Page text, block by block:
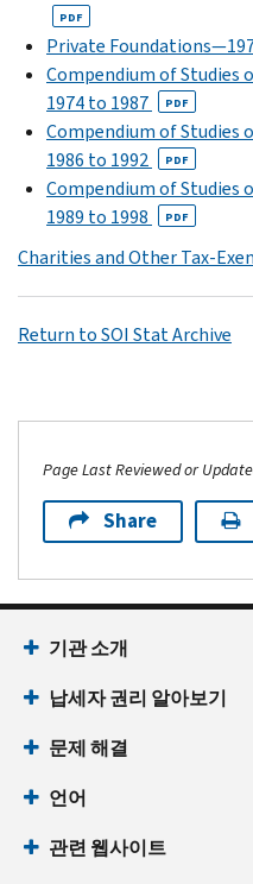
PDF
Private
Compendium of
1974 to 1987
PDF
Compendium of
1986 to 1992
PDF
Compendium of
1989 to 1998
PDF
Charities and Other Tax-
Return to SOI Stat Archive
Page Last Reviewed or
Share
기관 소개
납세자 권리 알아보기
문제 해결
언어
관련 웹사이트